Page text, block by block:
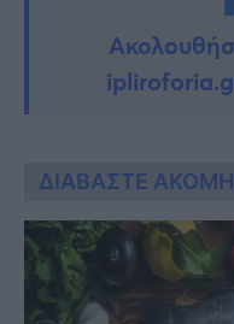
ΔΙΑΒΑΣΤΕ ΑΚΟΜΗ